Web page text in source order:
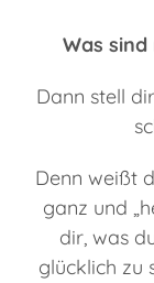
Was
Dann stell
Denn weißt
ganz und
dir, was
glücklich zu